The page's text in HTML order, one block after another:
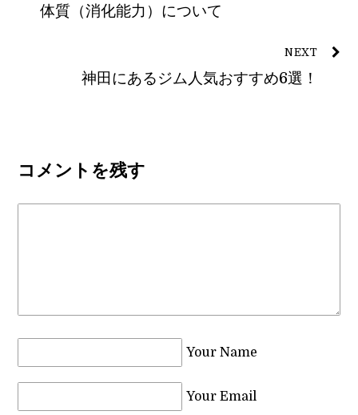
体質（消化能力）について
NEXT
神田にあるジム人気おすすめ6選！
コメントを残す
Your Name
Your Email